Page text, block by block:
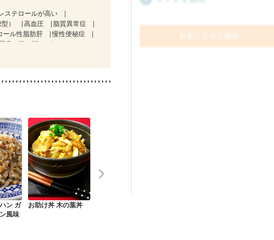
ステロールが高い
） 高血圧
脂質異常症
ール性脂肪肝
慢性便秘症
症（第２期）
妊活中 更年期
ン ガ
風味
お助け丼 木の葉丼